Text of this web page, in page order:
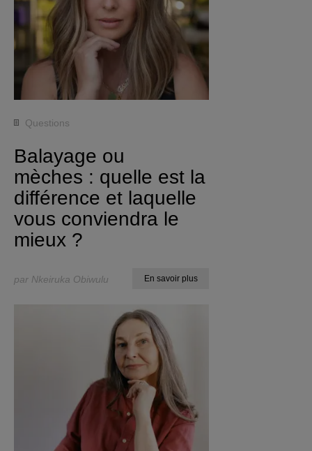
Questions
Balayage ou
mèches : quelle est la
différence et laquelle
vous conviendra le
mieux ?
par Nkeiruka Obiwulu En savoir plus